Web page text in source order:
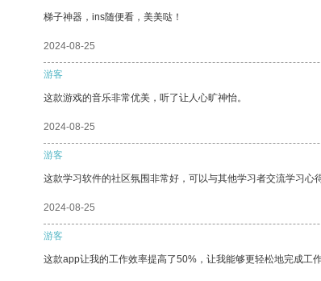
梯子神器，ins随便看，美美哒！
2024-08-25
游客
这款游戏的音乐非常优美，听了让人心旷神怡。
2024-08-25
游客
这款学习软件的社区氛围非常好，可以与其他学习者交流学习心得
2024-08-25
游客
这款app让我的工作效率提高了50%，让我能够更轻松地完成工